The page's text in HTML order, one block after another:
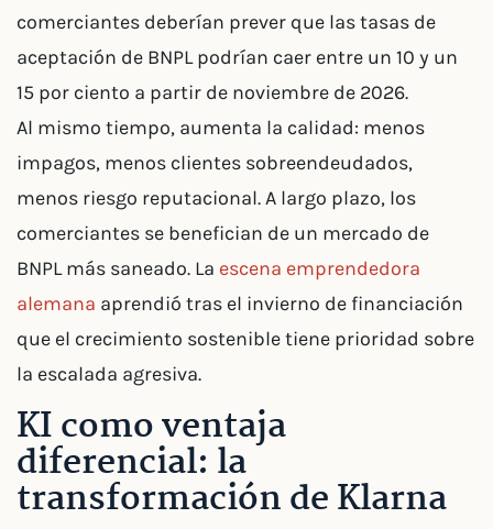
comerciantes deberían prever que las tasas de
aceptación de BNPL podrían caer entre un 10 y un
15 por ciento a partir de noviembre de 2026.
Al mismo tiempo, aumenta la calidad: menos
impagos, menos clientes sobreendeudados,
menos riesgo reputacional. A largo plazo, los
comerciantes se benefician de un mercado de
BNPL más saneado. La escena emprendedora
alemana aprendió tras el invierno de financiación
que el crecimiento sostenible tiene prioridad sobre
la escalada agresiva.
KI como ventaja
diferencial: la
transformación de Klarna